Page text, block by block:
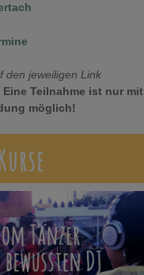
den jeweiligen Link
Eine Teilnahme ist nur mit
möglich!